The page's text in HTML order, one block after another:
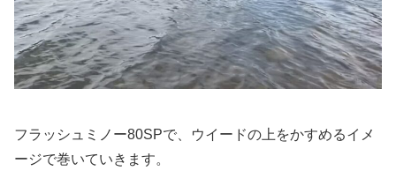
フラッシュミノー80SPで、ウイードの上をかすめるイメ
ージで巻いていきます。